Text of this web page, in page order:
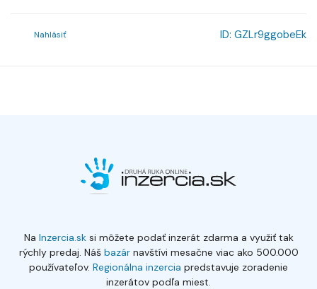
Nahlásiť ID: GZLr9ggobeEk
Na Inzercia.sksi môžete podať inzerát zdarma a využiť tak
rýchly predaj. Náš bazárnavštívi mesačne viac ako 500.000
používateľov. Regionálna inzercia predstavuje zoradenie
inzerátov podľa miest.